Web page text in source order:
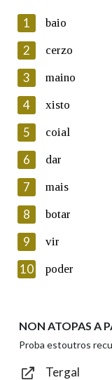
En cumprimento da
Protección de Datos
Galega informa a
electrónico, así
persoal, que estes
automatizado de
ficheiros
seu dereito de
seus datos
Lin e acepto
Introduce o
Texto de
1 baio
2 cerzo
3 maino
4 xisto
5 coial
6 dar
7 mais
8 botar
9 vir
10 poder
NON ATOPAS A
Proba estoutros
Tergal